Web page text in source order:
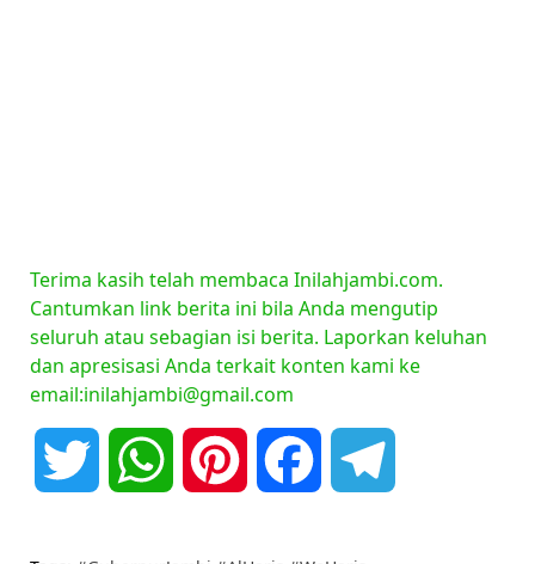
Terima kasih telah membaca Inilahjambi.com.
Cantumkan link berita ini bila Anda mengutip
seluruh atau sebagian isi berita. Laporkan keluhan
dan apresisasi Anda terkait konten kami ke
email:inilahjambi@gmail.com
Twitter WhatsAppPinterest Facebook